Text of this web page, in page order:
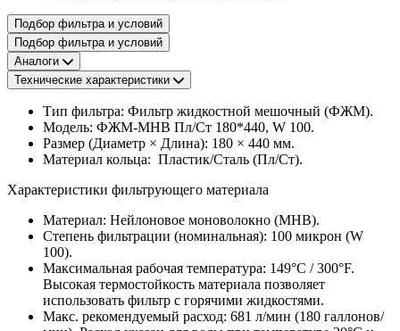
Подбор фильтра и условий
Подбор фильтра и условий
Аналоги
Технические характеристики
Тип фильтра: Фильтр жидкостной мешочный (ФЖМ).
Модель: ФЖМ-МНВ Пл/Ст 180*440, W 100.
Размер (Диаметр × Длина): 180 × 440 мм.
Материал кольца: Пластик/Сталь (Пл/Ст).
Характеристики фильтрующего материала
Материал: Нейлоновое моноволокно (МНВ).
Степень фильтрации (номинальная): 100 микрон (W
100).
Максимальная рабочая температура: 149°C / 300°F.
Высокая термостойкость материала позволяет
использовать фильтр с горячими жидкостями.
Макс. рекомендуемый расход: 681 л/мин (180 галлонов/